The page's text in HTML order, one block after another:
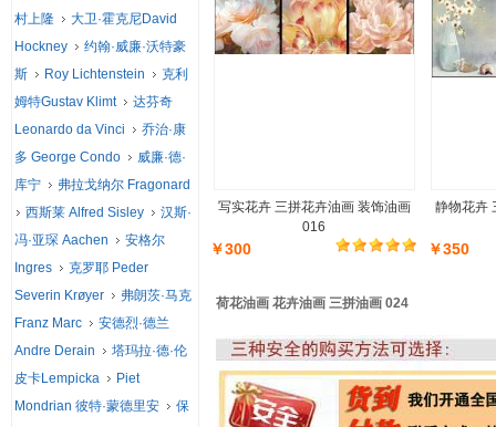
写实花卉 三拼花卉油画 装饰油画
016
￥300
静物花卉
￥350
荷花油画 花卉油画 三拼油画 024
村上隆
大卫·霍克尼David
Hockney
约翰·威廉·沃特豪
斯
Roy Lichtenstein
克利
姆特Gustav Klimt
达芬奇
Leonardo da Vinci
乔治·康
多 George Condo
威廉·德·
库宁
弗拉戈纳尔 Fragonard
西斯莱 Alfred Sisley
汉斯·
冯·亚琛 Aachen
安格尔
Ingres
克罗耶 Peder
Severin Krøyer
弗朗茨·马克
Franz Marc
安德烈·德兰
Andre Derain
塔玛拉·德·伦
皮卡Lempicka
Piet
Mondrian 彼特·蒙德里安
保